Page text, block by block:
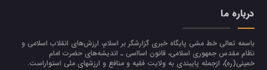
درباره ما
باسمه تعالی خط مشی پایگاه خبری گزارشگر بر اسلام، ارزش‌هاي انقلاب اسلامي و
نظام مقدس جمهوري اسلامي، قانون اسااسی ـ انديشه‌هاي حضرت امام
خميني(ره)، ازجمله پایبندی به ولايت فقيه و منافع و ارزشهاي ملي استواراست.